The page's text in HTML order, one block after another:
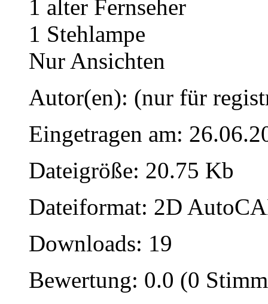
1 alter Fernseher
1 Stehlampe
Nur Ansichten
Autor(en): (nur für
Eingetragen am:
Dateigröße: 20.75 Kb
Dateiformat: 2D
Downloads: 19
Bewertung: 0.0 (0